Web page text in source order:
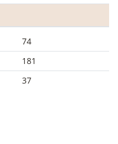
74
181
37